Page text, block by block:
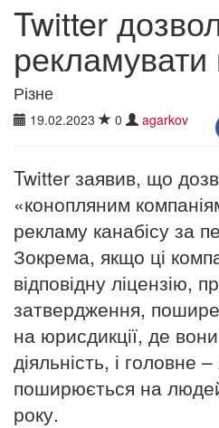
Twitter
рекламувати
Різне
19.02.2023 0 agarkov
Twitter заявив, що
«конопляним
рекламу канабісу за
Зокрема, якщо ці
відповідну ліцензію,
затвердження,
на юрисдикції, де
діяльність, і головне
поширюється на
року.